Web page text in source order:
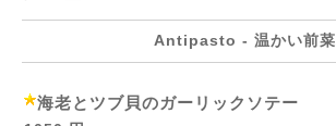
Antipasto - 温かい前菜
海老とツブ貝のガーリックソテー